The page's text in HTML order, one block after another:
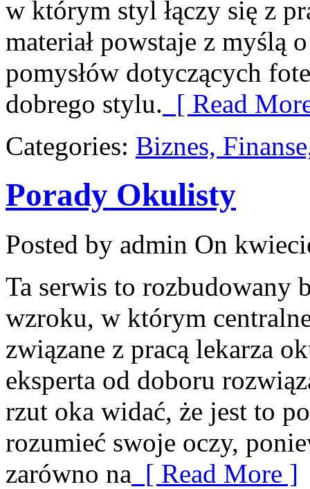
w którym styl łączy się z
materiał powstaje z myślą
pomysłów dotyczących
dobrego stylu. [ Read
Categories: Biznes,
Porady Okulisty
Posted by admin On
Ta serwis to rozbudowany
wzroku, w którym
związane z pracą lekarza
eksperta od doboru
rzut oka widać, że jest to
rozumieć swoje oczy,
zarówno na [ Read More ]